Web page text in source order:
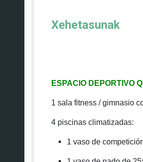
Xehetasunak
ESPACIO DEPORTIVO
1 sala fitness / gimnasio
4 piscinas climatizadas:
1 vaso de